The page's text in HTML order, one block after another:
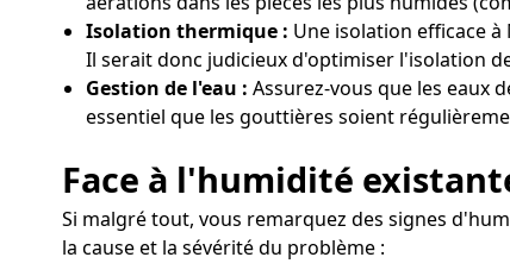
Isolation thermique : Une isolation efficace
Il serait donc judicieux d'optimiser l'isolation
Gestion de l'eau : Assurez-vous que les eaux
essentiel que les gouttières soient
Face à l'humidité
Si malgré tout, vous remarquez des signes
la cause et la sévérité du problème :